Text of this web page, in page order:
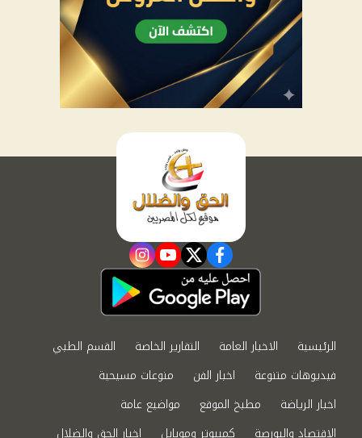
facebook
twitter
youtube
instagram
الرئيسية الاخبار العامة التقارير الخاصة
القسم الطبي
فيديوهات متنوعة
اخبار الفن
منوعات مسيحية
اخبار الرياضة
مطبخ الموقع
مواضيع عامة
الاقتصاد والبورصة
كمبيوتر وموبايل اخبار الحق والضلال